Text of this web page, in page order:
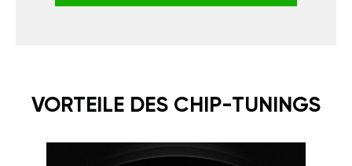
VORTEILE DES CHIP-TUNINGS